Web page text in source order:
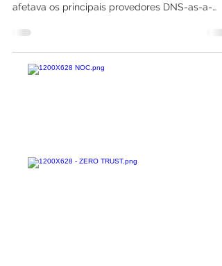
Pesquisadores de segurança cibernética
Service (DNSaaS)...